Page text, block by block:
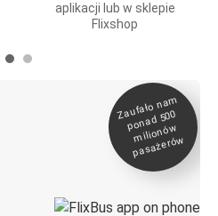
aplikacji lub w sklepie
Flixshop
Zaufało na
m
ponad 500
milionó
w
pasażeró
w